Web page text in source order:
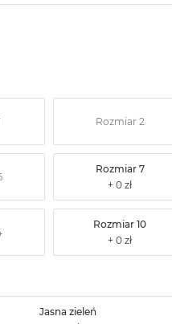
Rozmiar 2
Rozmiar 7
Rozmiar 10
Jasna zieleń